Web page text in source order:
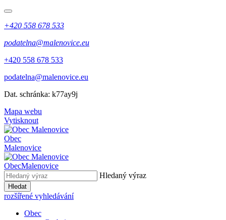
+420 558 678 533
podatelna@malenovice.eu
+420 558 678 533
podatelna@malenovice.eu
Dat. schránka: k77ay9j
Mapa webu
Vytisknout
Obec
Malenovice
ObecMalenovice
Hledaný výraz
Hledat
rozšířené vyhledávání
Obec